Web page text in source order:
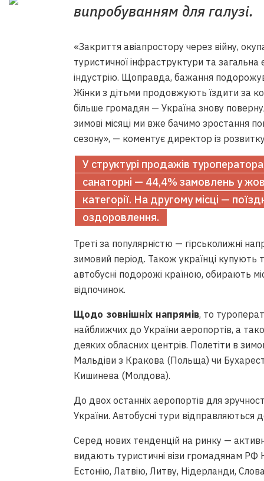
випробуванням для галузі.
«Закриття авіапростору через війну,
туристичної інфраструктури та загальна
індустрію. Щоправда, бажання
Жінки з дітьми продовжують їздити за
більше громадян — Україна знову
зимові місяці ми вже бачимо зростання
сезону», — коментує директор із
У структурі продажів
санаторні — 44,4% замовлень у
категорії. На другому місці —
оздоровлення.
Треті за популярністю — гірськолижні
зимовий період. Також українці купують
автобусні подорожі країною, обирають
відпочинок.
Щодо зовнішніх напрямів, то
найближчих до України аеропортів, а
деяких обласних центрів. Полетіти в
Мальдіви з Кракова (Польща) чи
Кишинева (Молдова).
До двох останніх аеропортів для
України. Автобусні тури відправляються
Серед нових тенденцій на ринку —
видають туристичні візи громадянам РФ
Естонію, Латвію, Литву, Нідерланди,